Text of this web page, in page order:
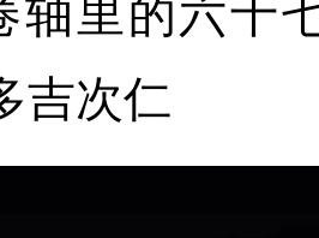
里的六十
吉次仁